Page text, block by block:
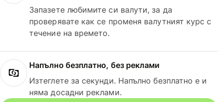
Запазете любимите си валути, за да
проверявате как се променя валутният курс с
течение на времето.
Напълно безплатно, без реклами
Изтеглете за секунди. Напълно безплатно е и
няма досадни реклами.